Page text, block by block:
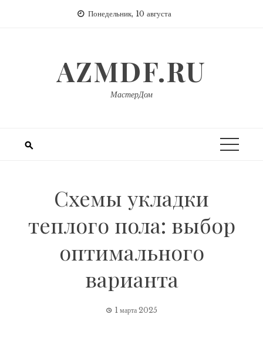
Понедельник, 10 августа
AZMDF.RU
МастерДом
Схемы укладки
теплого пола: выбор
оптимального
варианта
1 марта 2025